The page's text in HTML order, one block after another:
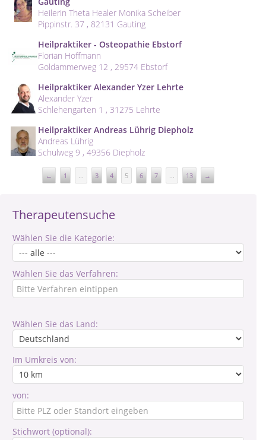
Therapeutensuche
Wählen Sie die Kategorie:
Wählen Sie das Verfahren:
Wählen Sie das Land:
Im Umkreis von:
von:
Stichwort (optional):
Heilerin Theta Healer Monika Scheiber
Pippinstr. 37 , 82131 Gauting
Heilpraktiker - Osteopathie Ebstorf
Florian Hoffmann
Goldammerweg 12 , 29574 Ebstorf
Heilpraktiker Alexander Yzer Lehrte
Alexander Yzer
Schlehengarten 1 , 31275 Lehrte
Heilpraktiker Andreas Lührig Diepholz
Andreas Lührig
Schulweg 9 , 49356 Diepholz
← 1 ... 3 4 5 6 7 ... 13 →